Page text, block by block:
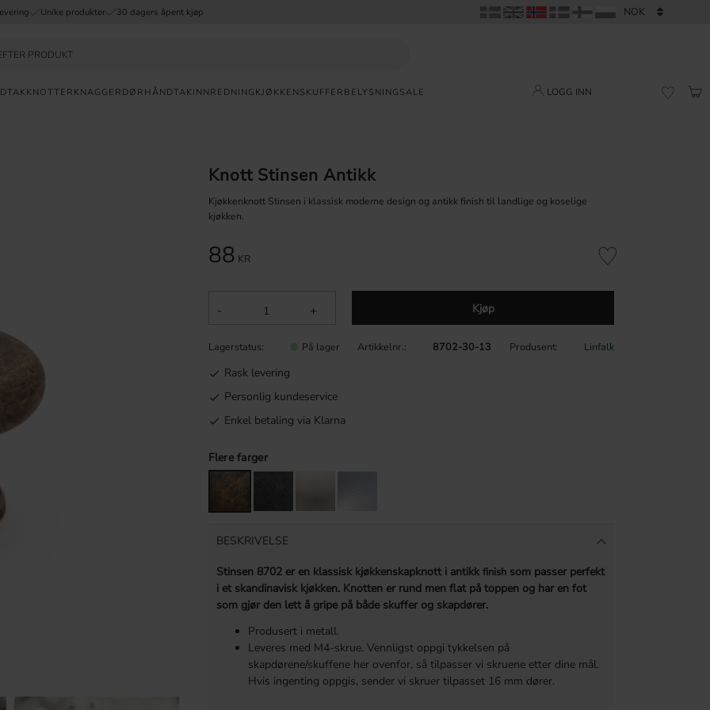
Unike produkter 30 dagers åpent kjøp
KNOTTER KNAGGER DØRHÅNDTAKINNREDNING KJØKKENSKUFFER BELYSNING SALE LOGG INN
Knott Stinsen Antikk
Kjøkkenknott Stinsen i klassisk moderne design og antikk finish til landlige og koselige
kjøkken.
88 KR
+
- Kjøp
Lagre som favoritt
Lagerstatus På lager Artikkelnr. 8702-30-13 Produsent Linfalk
Rask levering
Personlig kundeservice
Enkel betaling via Klarna
Flere farger
BESKRIVELSE
Stinsen 8702 er en klassisk kjøkkenskapknott i antikkfinish som passer perfekt
i et skandinavisk kjøkken. Knotten er rund men flat på toppen og har en fot
som gjør den lett å gripe på både skuffer og skapdører.
Produsert i metall.
Leveres med M4-skrue. Vennligst oppgi tykkelsen på
skapdørene/skuffene her ovenfor, så tilpasser vi skruene etter dine mål.
Hvis ingenting oppgis, sender vi skruer tilpasset 16 mm dører.
LEVERING
30
DAGERS
UNIKE